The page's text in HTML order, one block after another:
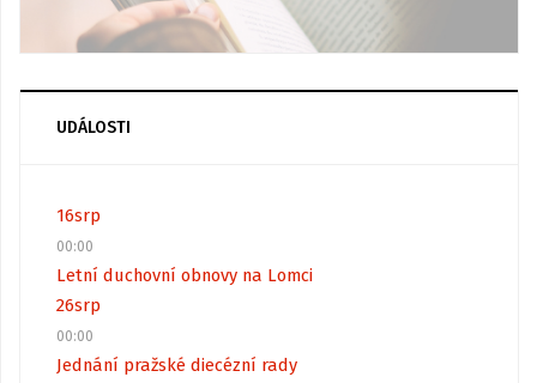
UDÁLOSTI
16srp
00:00
Letní duchovní obnovy na Lomci
26srp
00:00
Jednání pražské diecézní rady